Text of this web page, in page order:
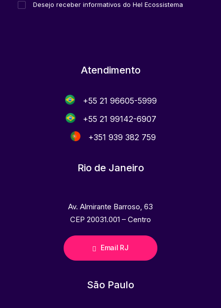
Desejo receber informativos do Hel Ecossistema
Atendimento
+55 21 96605-5999
+55 21 99142-6907
+351 939 382 759
Rio de Janeiro
Av. Almirante Barroso, 63
CEP 20031.001 – Centro
Email RJ
São Paulo